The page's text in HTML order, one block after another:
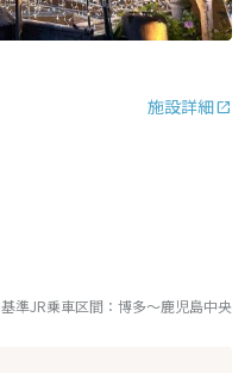
施設詳細
基準JR乗車区間： 博多～鹿児島中央